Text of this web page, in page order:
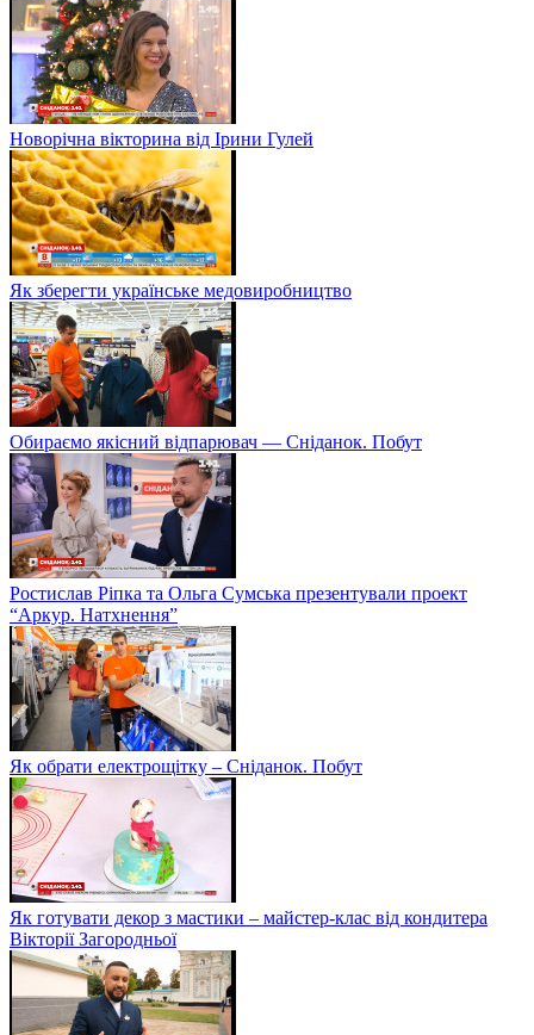
Новорічна вікторина від Ірини Гулей
Як зберегти українське медовиробництво
Обираємо якісний відпарювач — Сніданок. Побут
Ростислав Ріпка та Ольга Сумська презентували проект
“Аркур. Натхнення”
Як обрати електрощітку – Сніданок. Побут
Як готувати декор з мастики – майстер-клас від кондитера
Вікторії Загородньої